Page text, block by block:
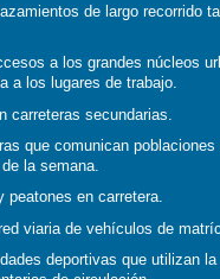
de largo recorrido
a los grandes núcleos
a los lugares de trabajo.
carreteras secundarias.
que comunican
la semana.
peatones en carretera.
viaria de vehículos de
deportivas que utilizan